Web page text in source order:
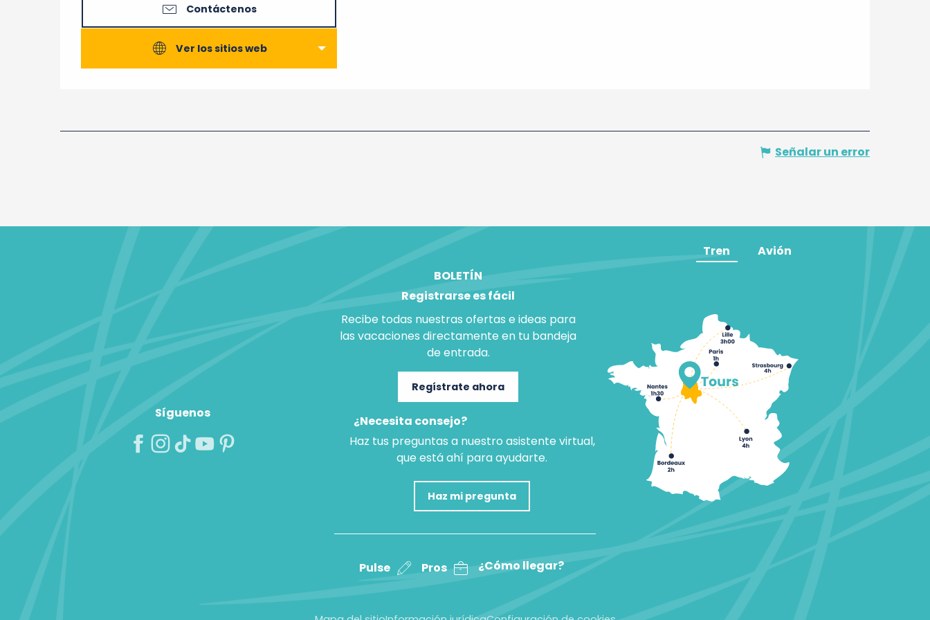
Contáctenos
Ver los sitios web
Señalar un error
Síguenos
BOLETÍN
Registrarse es fácil
Recibe todas nuestras ofertas e ideas para
las vacaciones directamente en tu bandeja
de entrada.
Regístrate ahora
¿Necesita consejo?
Haz tus preguntas a nuestro asistente virtual,
que está ahí para ayudarte.
Haz mi pregunta
Pulse Pros ¿Cómo llegar?
Tren Avión